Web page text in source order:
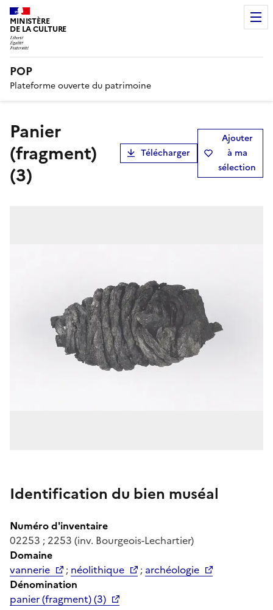
MINISTÈRE
DE LA CULTURE
POP
Plateforme ouverte du patrimoine
panier
(fragment)
(3)
Télécharger
Ajouter
à ma
sélection
Identification du bien muséal
Numéro d'inventaire
02253 ; 2253 (inv. Bourgeois-Lechartier)
Domaine
vannerie
; néolithique ; archéologie
Dénomination
panier (fragment) (3)